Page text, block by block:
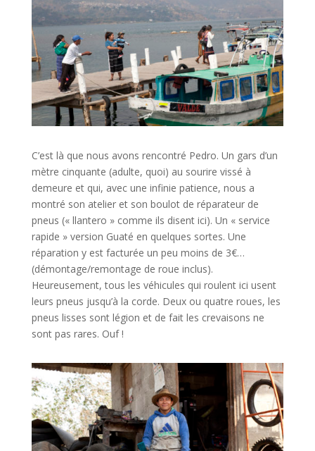
C’est là que nous avons rencontré Pedro. Un gars d’un
mètre cinquante (adulte, quoi) au sourire vissé à
demeure et qui, avec une infinie patience, nous a
montré son atelier et son boulot de réparateur de
pneus (« llantero » comme ils disent ici). Un « service
rapide » version Guaté en quelques sortes. Une
réparation y est facturée un peu moins de 3€…
(démontage/remontage de roue inclus).
Heureusement, tous les véhicules qui roulent ici usent
leurs pneus jusqu’à la corde. Deux ou quatre roues, les
pneus lisses sont légion et de fait les crevaisons ne
sont pas rares. Ouf !